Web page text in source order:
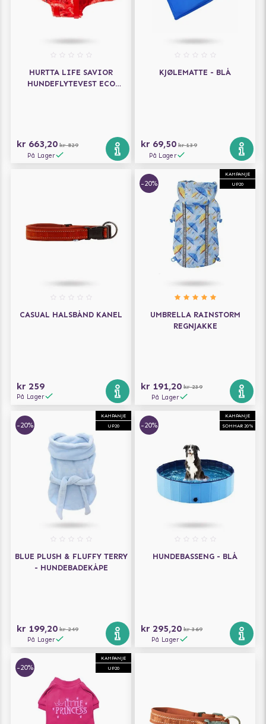
HURTTA LIFE SAVIOR
HUNDEFLYTEVEST ECO
kr 663,20 kr 829
På Lager
KJØLEMATTE - BLÅ
kr 69,50 kr 139
På Lager
CASUAL HALSBÅND KANEL
kr 259
På Lager
KAMPANJE
UP20
-20%
UMBRELLA RAINSTORM
REGNJAKKE
kr 191,20 kr 239
På Lager
KAMPANJE
UP20
-20%
BLUE PLUSH & FLUFFY TERRY
- HUNDEBADEKÅPE
kr 199,20 kr 249
På Lager
KAMPANJE
SOMMAR 20%
-20%
HUNDEBASSENG - BLÅ
kr 295,20 kr 369
På Lager
KAMPANJE
UP20
-20%